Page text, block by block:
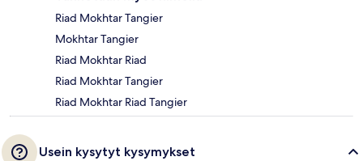
Riad Mokhtar Tangier
Mokhtar Tangier
Riad Mokhtar Riad
Riad Mokhtar Tangier
Riad Mokhtar Riad Tangier
Usein kysytyt kysymykset